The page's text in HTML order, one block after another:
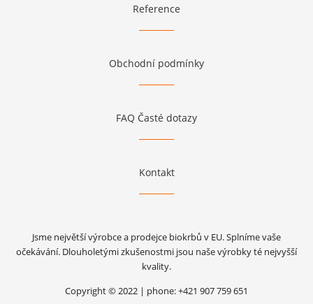
Reference
Obchodní podmínky
FAQ Časté dotazy
Kontakt
Jsme největší výrobce a prodejce biokrbů v EU. Splníme vaše
očekávání. Dlouholetými zkušenostmi jsou naše výrobky té nejvyšší
kvality.
Copyright © 2022 | phone: +421 907 759 651